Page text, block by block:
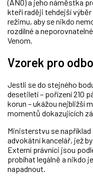
(ANO) a jeho náměstka
kteří raději tehdejší
režimu, aby se nikdo
rozdílné a
Venom.
Vzorek pro
Jestli se do stejného
desetiletí – pořízení 210
korun – ukážou nejbližší
momentů dokazujících
Ministerstvu se
advokátní kancelář, jež
Externí právníci jsou
probíhat legálně a nikdo
napadnout.